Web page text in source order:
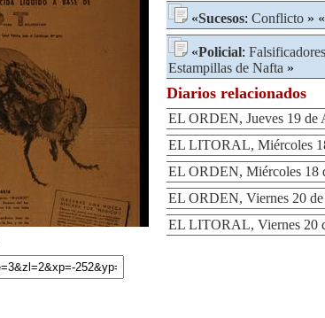
«Sucesos: Conflicto » «
«Policial: Falsificadores
Estampillas de Nafta »
Diarios relacionados
EL ORDEN, Jueves 19 de
EL LITORAL, Miércoles
EL ORDEN, Miércoles 18
EL ORDEN, Viernes 20
EL LITORAL, Viernes 20